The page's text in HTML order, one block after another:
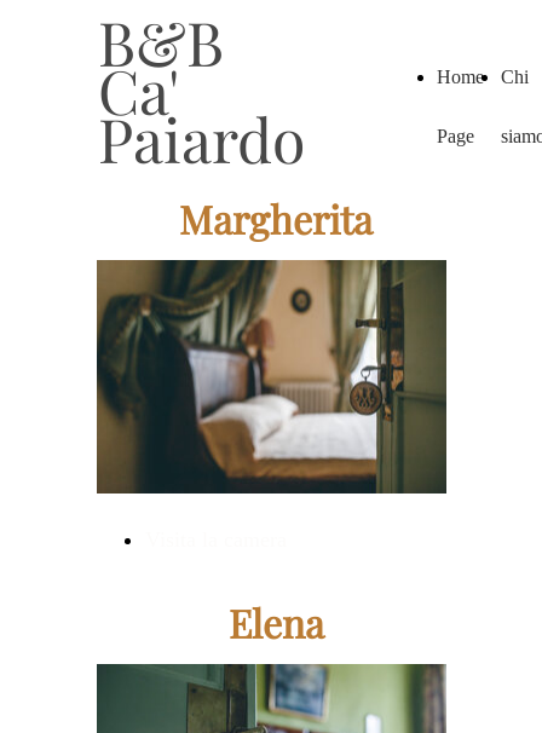
B&B
Ca'
Paiardo
Home
Page
Chi
Margherita
Elena